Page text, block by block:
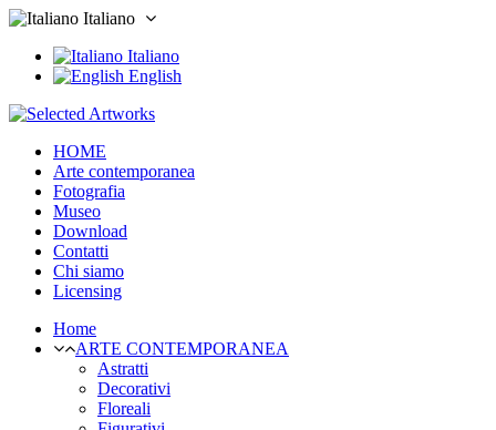
Italiano
Italiano
English
HOME
Arte contemporanea
Fotografia
Museo
Download
Contatti
Chi siamo
Licensing
Home
ARTE CONTEMPORANEA
Astratti
Decorativi
Floreali